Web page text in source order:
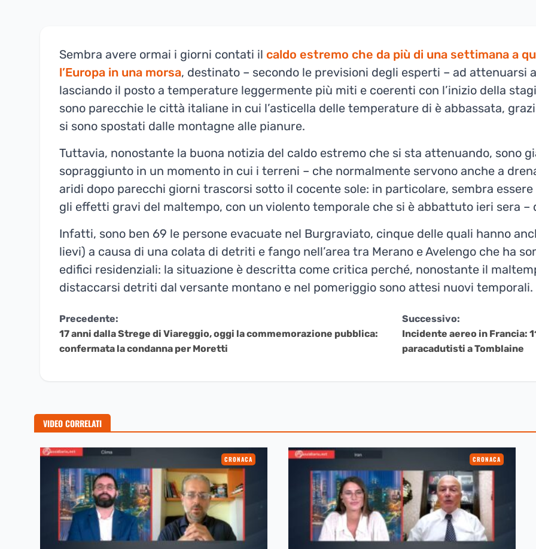
Sembra avere ormai i giorni contati il caldo estremo che da più di una settimana a
l’Europa in una morsa, destinato – secondo le previsioni degli esperti – ad attenuarsi
lasciando il posto a temperature leggermente più miti e coerenti con l’inizio della
sono parecchie le città italiane in cui l’asticella delle temperature di è abbassata,
si sono spostati dalle montagne alle pianure.
Tuttavia, nonostante la buona notizia del caldo estremo che si sta attenuando, sono
sopraggiunto in un momento in cui i terreni – che normalmente servono anche a
aridi dopo parecchi giorni trascorsi sotto il cocente sole: in particolare, sembra essere
gli effetti gravi del maltempo, con un violento temporale che si è abbattuto ieri sera –
Infatti, sono ben 69 le persone evacuate nel Burgraviato, cinque delle quali hanno
lievi) a causa di una colata di detriti e fango nell’area tra Merano e Avelengo che ha
edifici residenziali: la situazione è descritta come critica perché, nonostante il
distaccarsi detriti dal versante montano e nel pomeriggio sono attesi nuovi temporali.
Continua
a
Precedente:
17 anni dalla Strege di Viareggio, oggi la commemorazione pubblica:
confermata la condanna per Moretti
Successivo:
Incidente aereo in Francia:
paracadutisti a Tomblaine
VIDEO CORRELATI
CRONACA CRONACA